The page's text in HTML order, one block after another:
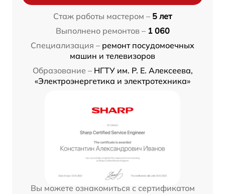
Стаж работы мастером – 5 лет
Выполнено ремонтов – 1 060
Специализация – ремонт посудомоечных
машин и телевизоров
Образование – НГТУ им. Р. Е. Алексеева,
«Электроэнергетика и электротехника»
Вы можете ознакомиться с сертификатом